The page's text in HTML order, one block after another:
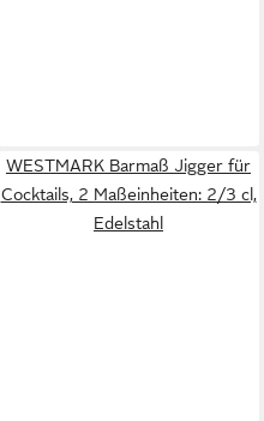
WESTMARK Barmaß Jigger für
Cocktails, 2 Maßeinheiten: 2/3 cl,
Edelstahl